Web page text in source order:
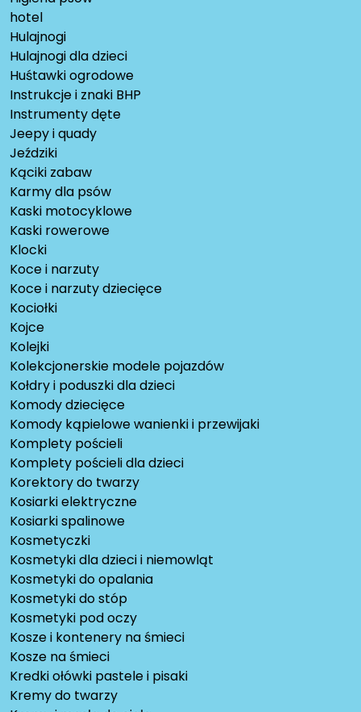
hotel
Hulajnogi
Hulajnogi dla dzieci
Huśtawki ogrodowe
Instrukcje i znaki BHP
Instrumenty dęte
Jeepy i quady
Jeździki
Kąciki zabaw
Karmy dla psów
Kaski motocyklowe
Kaski rowerowe
Klocki
Koce i narzuty
Koce i narzuty dziecięce
Kociołki
Kojce
Kolejki
Kolekcjonerskie modele pojazdów
Kołdry i poduszki dla dzieci
Komody dziecięce
Komody kąpielowe wanienki i przewijaki
Komplety pościeli
Komplety pościeli dla dzieci
Korektory do twarzy
Kosiarki elektryczne
Kosiarki spalinowe
Kosmetyczki
Kosmetyki dla dzieci i niemowląt
Kosmetyki do opalania
Kosmetyki do stóp
Kosmetyki pod oczy
Kosze i kontenery na śmieci
Kosze na śmieci
Kredki ołówki pastele i pisaki
Kremy do twarzy